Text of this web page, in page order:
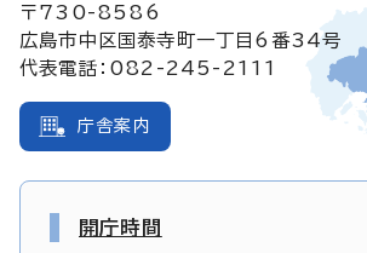
〒730-8586
広島市中区国泰寺町一丁目6番34号
代表電話：082-245-2111
庁舎案内
開庁時間